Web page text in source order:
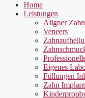
Home
Leistungen
Aligner
Veneers
Eigenes
Füllungen
Zahn